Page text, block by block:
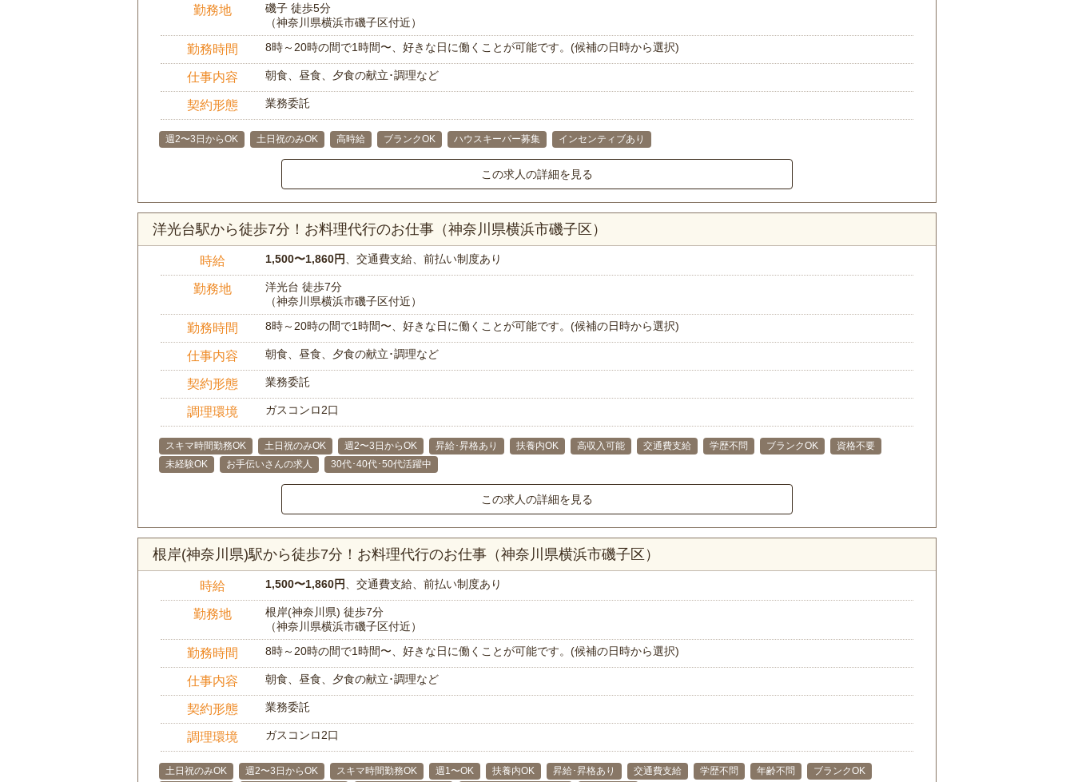
勤務地
磯子 徒歩5分
（神奈川県横浜市磯子区付近）
勤務時間 8時～20時の間で1時間〜、好きな日に働くことが可能です。(候補の日時から選択)
仕事内容 朝食、昼食、夕食の献立･調理など
契約形態 業務委託
週2〜3日からOK 土日祝のみOK 高時給 ブランクOK ハウスキーパー募集 インセンティブあり
この求人の詳細を見る
洋光台駅から徒歩7分！お料理代行のお仕事（神奈川県横浜市磯子区）
時給 1,500〜1,860円 、交通費支給、前払い制度あり
勤務地
洋光台 徒歩7分
（神奈川県横浜市磯子区付近）
勤務時間 8時～20時の間で1時間〜、好きな日に働くことが可能です。(候補の日時から選択)
仕事内容 朝食、昼食、夕食の献立･調理など
契約形態 業務委託
調理環境 ガスコンロ2口
スキマ時間勤務OK 土日祝のみOK 週2〜3日からOK 昇給･昇格あり 扶養内OK 高収入可能 交通費支給 学歴不問 ブランクOK
資格不要
未経験OK
お手伝いさんの求人 30代･40代･50代活躍中
この求人の詳細を見る
根岸(神奈川県)駅から徒歩7分！お料理代行のお仕事（神奈川県横浜市磯子区）
時給 1,500〜1,860円 、交通費支給、前払い制度あり
勤務地
根岸(神奈川県) 徒歩7分
（神奈川県横浜市磯子区付近）
勤務時間 8時～20時の間で1時間〜、好きな日に働くことが可能です。(候補の日時から選択)
仕事内容 朝食、昼食、夕食の献立･調理など
契約形態 業務委託
調理環境 ガスコンロ2口
土日祝のみOK 週2〜3日からOK スキマ時間勤務OK 週1〜OK 扶養内OK 昇給･昇格あり 交通費支給 学歴不問 年齢不問
ブランクOK